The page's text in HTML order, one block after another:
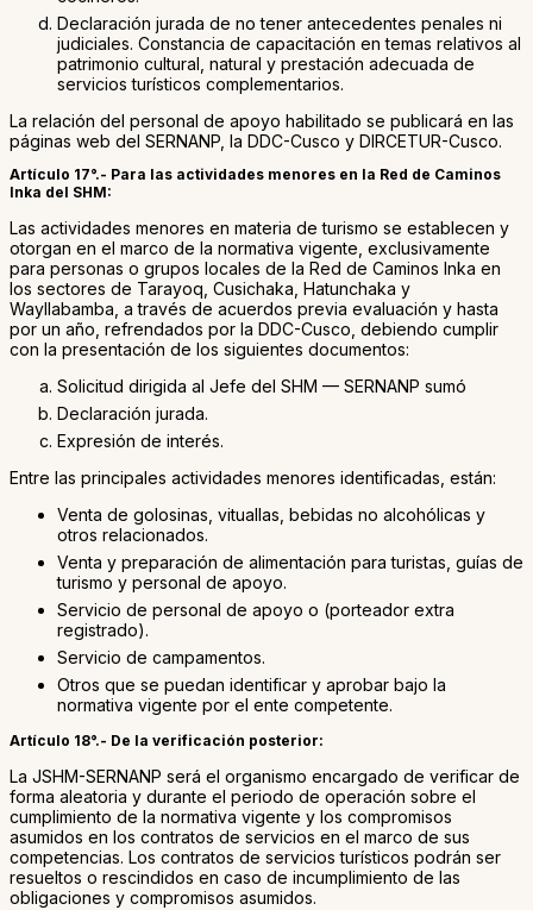
Declaración jurada de no tener antecedentes penales ni
judiciales. Constancia de capacitación en temas relativos al
patrimonio cultural, natural y prestación adecuada de
servicios turísticos complementarios.
La relación del personal de apoyo habilitado se publicará en las
páginas web del SERNANP, la DDC-Cusco y DIRCETUR-Cusco.
Artículo 17°.- Para las actividades menores en la Red de Caminos
Inka del SHM:
Las actividades menores en materia de turismo se establecen y
otorgan en el marco de la normativa vigente, exclusivamente
para personas o grupos locales de la Red de Caminos Inka en
los sectores de Tarayoq, Cusichaka, Hatunchaka y
Wayllabamba, a través de acuerdos previa evaluación y hasta
por un año, refrendados por la DDC-Cusco, debiendo cumplir
con la presentación de los siguientes documentos:
Solicitud dirigida al Jefe del SHM — SERNANP sumó
Declaración jurada.
Expresión de interés.
Entre las principales actividades menores identificadas, están:
Venta de golosinas, vituallas, bebidas no alcohólicas y
otros relacionados.
Venta y preparación de alimentación para turistas, guías de
turismo y personal de apoyo.
Servicio de personal de apoyo o (porteador extra
registrado).
Servicio de campamentos.
Otros que se puedan identificar y aprobar bajo la
normativa vigente por el ente competente.
Artículo 18°.- De la verificación posterior:
La JSHM-SERNANP será el organismo encargado de verificar de
forma aleatoria y durante el periodo de operación sobre el
cumplimiento de la normativa vigente y los compromisos
asumidos en los contratos de servicios en el marco de sus
competencias. Los contratos de servicios turísticos podrán ser
resueltos o rescindidos en caso de incumplimiento de las
obligaciones y compromisos asumidos.